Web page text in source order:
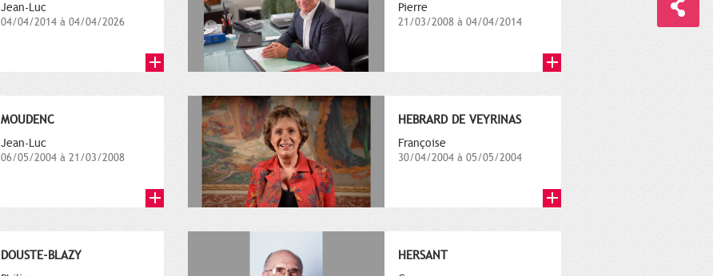
Jean-Luc
04/04/2014 à 04/04/2026
Pierre
21/03/2008 à 04/04/2014
MOUDENC
Jean-Luc
06/05/2004 à 21/03/2008
HEBRARD DE VEYRINAS
Françoise
30/04/2004 à 05/05/2004
DOUSTE-BLAZY HERSANT